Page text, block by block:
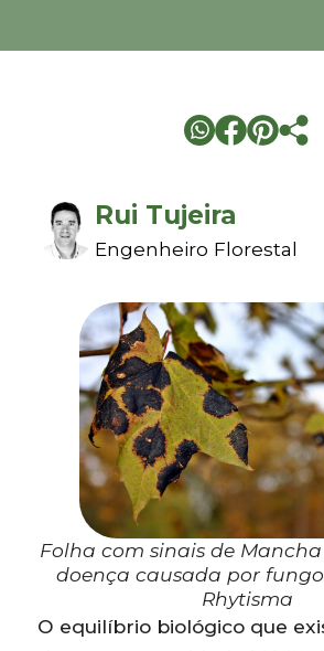
Rui Tujeira
Engenheiro Florestal
Folha com sinais de Mancha
doença causada por
Rhytisma
O equilíbrio biológico que